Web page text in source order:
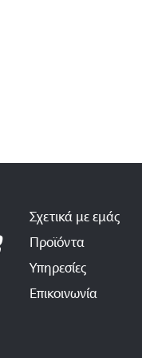
Σχετικά με εμάς
Προϊόντα
Υπηρεσίες
Επικοινωνία